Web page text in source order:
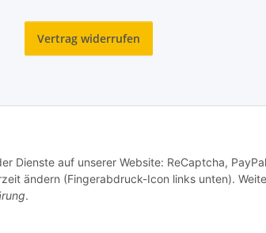
Dienste auf unserer Website: ReCaptcha, PayPal
ändern (Fingerabdruck-Icon links unten).
.
Vertrag widerrufen
& Robotics